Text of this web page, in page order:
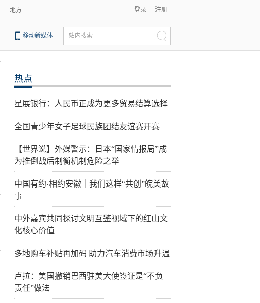
地方 登录 注册
移动新媒体 站内搜索
热点
星展银行：人民币正成为更多贸易结算选择
全国青少年女子足球民族团结友谊赛开赛
【世界说】外媒警示：日本“国家情报局”成
为推倒战后制衡机制危险之举
中国有约·相约安徽｜我们这样“共创”皖美故
事
中外嘉宾共同探讨文明互鉴视域下的红山文
化核心价值
多地购车补贴再加码 助力汽车消费市场升温
卢拉：美国撤销巴西驻美大使签证是“不负
责任”做法